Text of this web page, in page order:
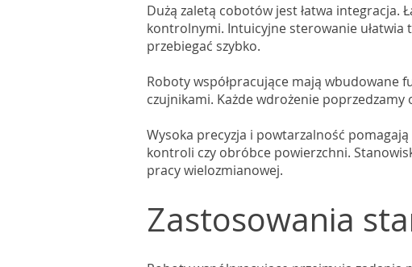
Dużą zaletą cobotów jest łatwa integracja.
kontrolnymi. Intuicyjne sterowanie
przebiegać szybko.
Roboty współpracujące mają wbudowane
czujnikami. Każde wdrożenie
Wysoka precyzja i powtarzalność
kontroli czy obróbce powierzchni.
pracy wielozmianowej.
Zastosowania